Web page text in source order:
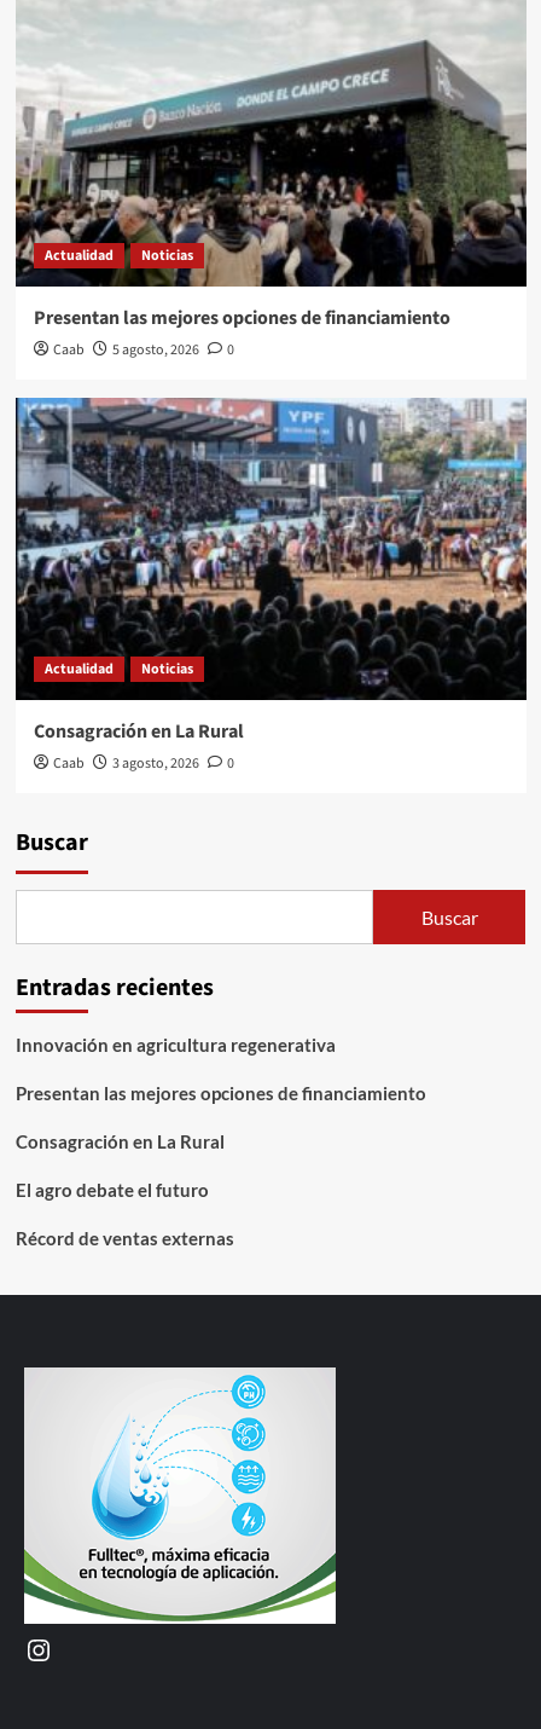
Actualidad Noticias
Presentan las mejores opciones de financiamiento
Caab 5 agosto, 2026 0
Actualidad Noticias
Consagración en La Rural
Caab 3 agosto, 2026 0
Buscar
Buscar
Entradas recientes
Innovación en agricultura regenerativa
Presentan las mejores opciones de financiamiento
Consagración en La Rural
El agro debate el futuro
Récord de ventas externas
Instagram